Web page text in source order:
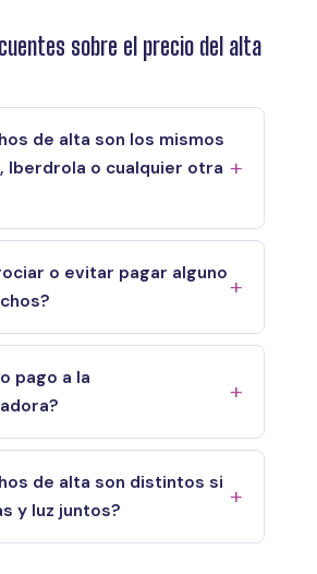
sobre el precio del alta
de alta son los mismos
Iberdrola o cualquier otra
o evitar pagar alguno
pago a la
de alta son distintos si
y luz juntos?